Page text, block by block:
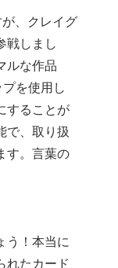
、クレイグ
戦しまし
ルな作品
を使用し
することが
で、取り扱
す。言葉の
う！本当に
れたカード